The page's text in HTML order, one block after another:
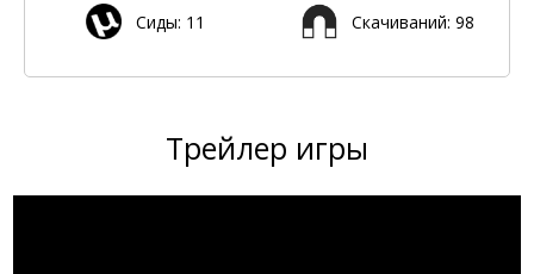
Сиды: 11 Скачиваний: 98
Трейлер игры